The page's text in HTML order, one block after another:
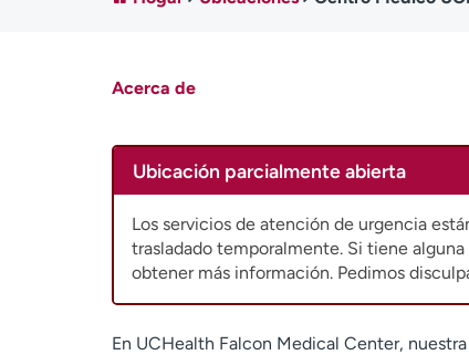
Acerca de
Ubicación parcialmente abierta
Los servicios de atención de urgencia
trasladado temporalmente. Si tiene
obtener más información. Pedimos
En UCHealth Falcon Medical Center,